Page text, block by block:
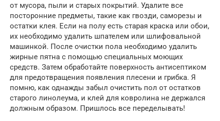
от мусора, пыли и старых покрытий. Удалите все
посторонние предметы, такие как гвозди, саморезы и
остатки клея. Если на полу есть старая краска или обои,
их необходимо удалить шпателем или шлифовальной
машинкой. После очистки пола необходимо удалить
жирные пятна с помощью специальных моющих
средств. Затем обработайте поверхность антисептиком
для предотвращения появления плесени и грибка. Я
помню, как однажды забыл очистить пол от остатков
старого линолеума, и клей для ковролина не держался
должным образом. Пришлось все переделывать!